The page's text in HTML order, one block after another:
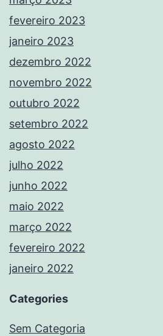
fevereiro 2023
janeiro 2023
dezembro 2022
novembro 2022
outubro 2022
setembro 2022
agosto 2022
julho 2022
junho 2022
maio 2022
março 2022
fevereiro 2022
janeiro 2022
Categories
Sem Categoria